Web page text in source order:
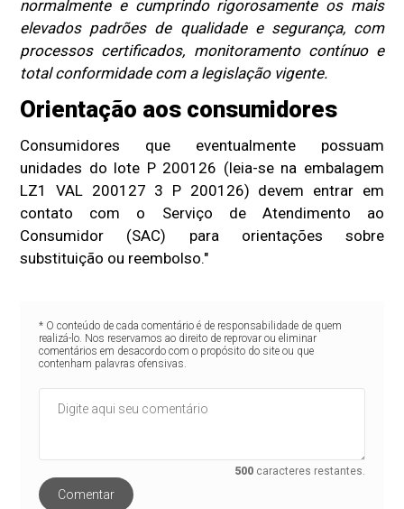
normalmente e cumprindo rigorosamente os mais
elevados padrões de qualidade e segurança, com
processos certificados, monitoramento contínuo e
total conformidade com a legislação vigente.
Orientação aos consumidores
Consumidores que eventualmente possuam
unidades do lote P 200126 (leia-se na embalagem
LZ1 VAL 200127 3 P 200126) devem entrar em
contato com o Serviço de Atendimento ao
Consumidor (SAC) para orientações sobre
substituição ou reembolso."
* O conteúdo de cada comentário é de responsabilidade de quem
realizá-lo. Nos reservamos ao direito de reprovar ou eliminar
comentários em desacordo com o propósito do site ou que
contenham palavras ofensivas.
500 caracteres restantes.
Comentar